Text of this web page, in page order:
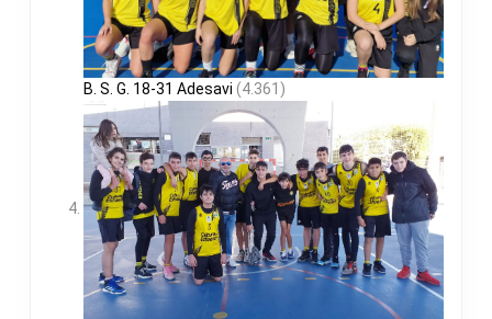
B. S. G. 18-31 Adesavi (4.361)